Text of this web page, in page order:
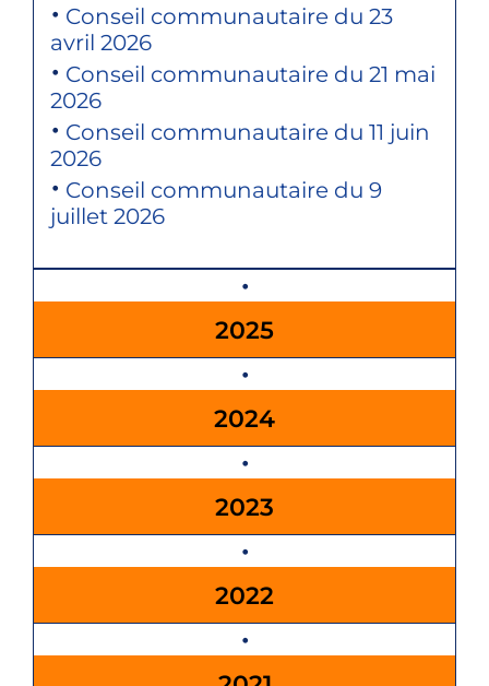
Conseil communautaire du 23
avril 2026
Conseil communautaire du 21 mai
2026
Conseil communautaire du 11 juin
2026
Conseil communautaire du 9
juillet 2026
2025
2024
2023
2022